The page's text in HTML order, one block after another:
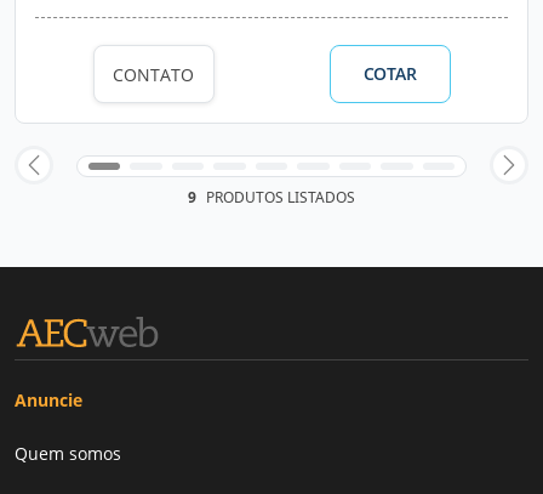
CONTATO COTAR
9 PRODUTOS LISTADOS
Anuncie
Quem somos